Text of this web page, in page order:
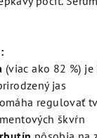
(viac ako 82 %)
jas
regulovať
škvŕn